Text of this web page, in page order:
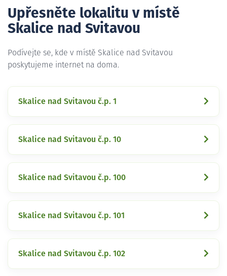
Upřesněte lokalitu v místě
Skalice nad Svitavou
Podívejte se, kde v místě Skalice nad Svitavou
poskytujeme internet na doma.
Skalice nad Svitavou č.p. 1
Skalice nad Svitavou č.p. 10
Skalice nad Svitavou č.p. 100
Skalice nad Svitavou č.p. 101
Skalice nad Svitavou č.p. 102